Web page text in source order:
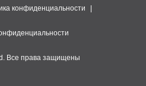
конфиденциальности
Все права защищены